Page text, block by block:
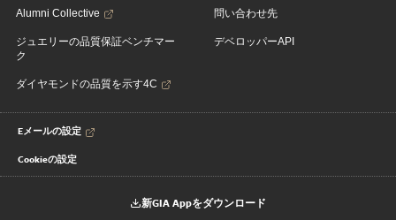
Alumni Collective
ジュエリーの品質保証ベンチマー
ク
ダイヤモンドの品質を示す4C
問い合わせ先
デベロッパーAPI
Eメールの設定
Cookieの設定
新GIA Appをダウンロード